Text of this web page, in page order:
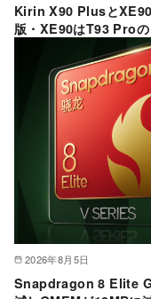
Kirin X90 Plusと
版・XE90はT93 Proの
2026年8月5日
Snapdragon 8 Elite